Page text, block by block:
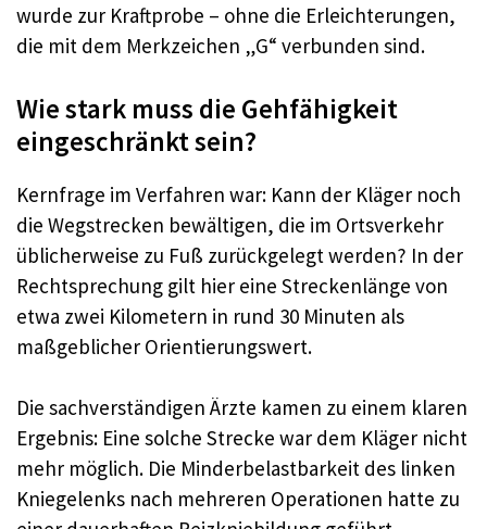
wurde zur Kraftprobe – ohne die Erleichterungen,
die mit dem Merkzeichen „G“ verbunden sind.
Wie stark muss die Gehfähigkeit
eingeschränkt sein?
Kernfrage im Verfahren war: Kann der Kläger noch
die Wegstrecken bewältigen, die im Ortsverkehr
üblicherweise zu Fuß zurückgelegt werden? In der
Rechtsprechung gilt hier eine Streckenlänge von
etwa zwei Kilometern in rund 30 Minuten als
maßgeblicher Orientierungswert.
Die sachverständigen Ärzte kamen zu einem klaren
Ergebnis: Eine solche Strecke war dem Kläger nicht
mehr möglich. Die Minderbelastbarkeit des linken
Kniegelenks nach mehreren Operationen hatte zu